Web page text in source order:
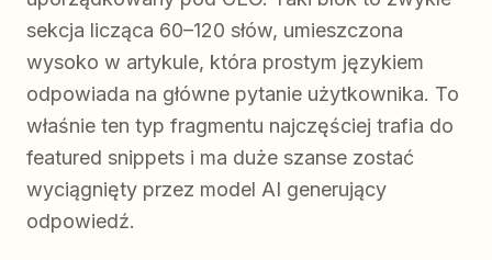
sekcja licząca 60–120 słów, umieszczona
wysoko w artykule, która prostym językiem
odpowiada na główne pytanie użytkownika. To
właśnie ten typ fragmentu najczęściej trafia do
featured snippets i ma duże szanse zostać
wyciągnięty przez model AI generujący
odpowiedź.